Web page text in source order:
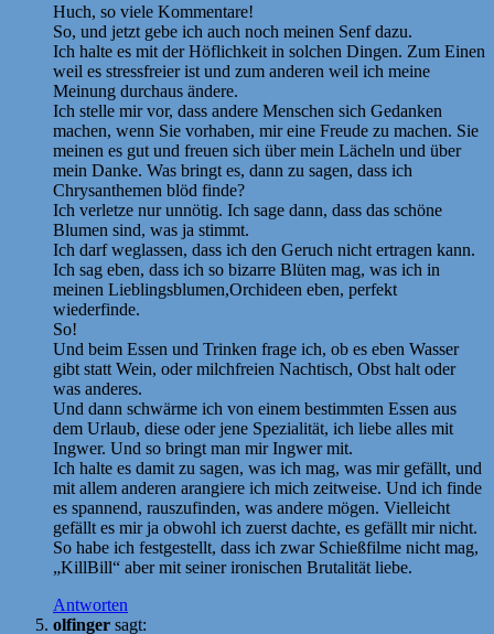
Huch, so viele Kommentare!
So, und jetzt gebe ich auch noch meinen Senf dazu.
Ich halte es mit der Höflichkeit in solchen Dingen. Zum Einen
weil es stressfreier ist und zum anderen weil ich meine
Meinung durchaus ändere.
Ich stelle mir vor, dass andere Menschen sich Gedanken
machen, wenn Sie vorhaben, mir eine Freude zu machen. Sie
meinen es gut und freuen sich über mein Lächeln und über
mein Danke. Was bringt es, dann zu sagen, dass ich
Chrysanthemen blöd finde?
Ich verletze nur unnötig. Ich sage dann, dass das schöne
Blumen sind, was ja stimmt.
Ich darf weglassen, dass ich den Geruch nicht ertragen kann.
Ich sag eben, dass ich so bizarre Blüten mag, was ich in
meinen Lieblingsblumen,Orchideen eben, perfekt
wiederfinde.
So!
Und beim Essen und Trinken frage ich, ob es eben Wasser
gibt statt Wein, oder milchfreien Nachtisch, Obst halt oder
was anderes.
Und dann schwärme ich von einem bestimmten Essen aus
dem Urlaub, diese oder jene Spezialität, ich liebe alles mit
Ingwer. Und so bringt man mir Ingwer mit.
Ich halte es damit zu sagen, was ich mag, was mir gefällt, und
mit allem anderen arangiere ich mich zeitweise. Und ich finde
es spannend, rauszufinden, was andere mögen. Vielleicht
gefällt es mir ja obwohl ich zuerst dachte, es gefällt mir nicht.
So habe ich festgestellt, dass ich zwar Schießfilme nicht mag,
„KillBill“ aber mit seiner ironischen Brutalität liebe.
Antworten
olfinger sagt: